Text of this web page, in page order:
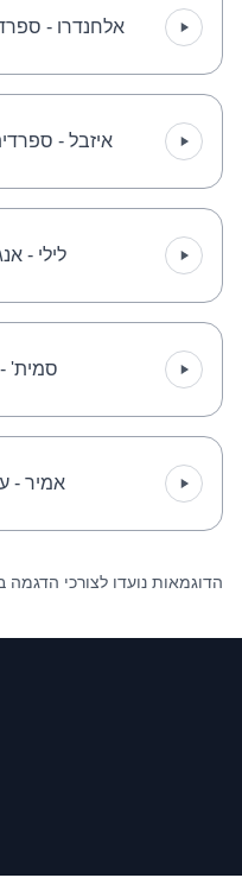
אלחנדרו -
איזבל -
לילי -
סמית' -
אמיר -
הדוגמאות נועדו לצורכי הדגמה